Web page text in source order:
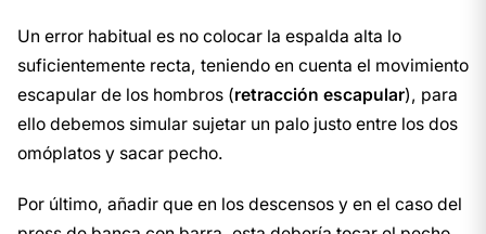
Un error habitual es no colocar la espalda alta lo
suficientemente recta, teniendo en cuenta el movimiento
escapular de los hombros (retracción escapular), para
ello debemos simular sujetar un palo justo entre los dos
omóplatos y sacar pecho.
Por último, añadir que en los descensos y en el caso del